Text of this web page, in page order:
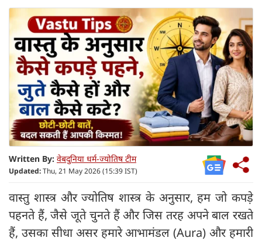
Written By: वेबदुनिया धर्म-ज्योतिष टीम
Updated:Thu, 21 May 2026 (15:39 IST)
वास्तु शास्त्र और ज्योतिष शास्त्र के अनुसार, हम जो कपड़े
पहनते हैं, जैसे जूते चुनते हैं और जिस तरह अपने बाल रखते
हैं, उसका सीधा असर हमारे आभामंडल (Aura) और हमारी